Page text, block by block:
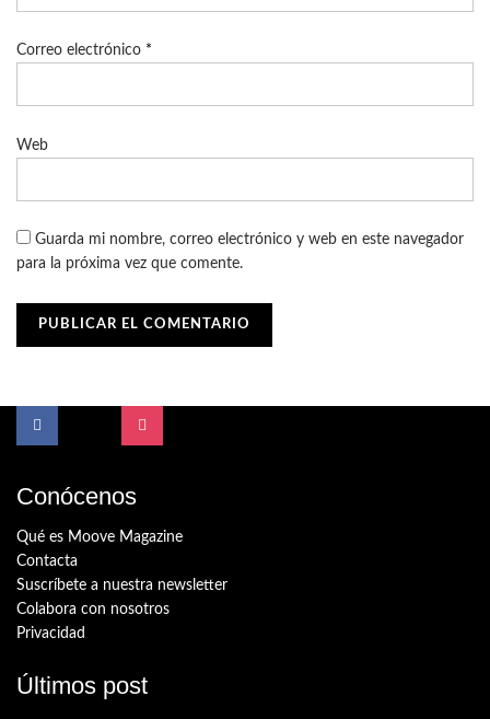
Correo electrónico *
Web
Guarda mi nombre, correo electrónico y web en este navegador
para la próxima vez que comente.
Conócenos
Qué es Moove Magazine
Contacta
Suscríbete a nuestra newsletter
Colabora con nosotros
Privacidad
Últimos post